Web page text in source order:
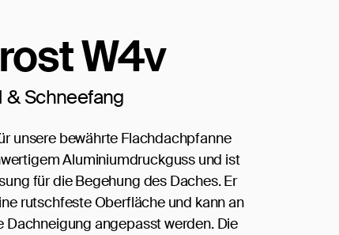
W4v
& Schneefang
unsere bewährte Flachdachpfanne
Aluminiumdruckguss und ist
für die Begehung des Daches. Er
rutschfeste Oberfläche und kann an
Dachneigung angepasst werden. Die